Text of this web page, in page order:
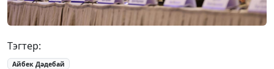
Тэгтер:
Айбек Дәдебай